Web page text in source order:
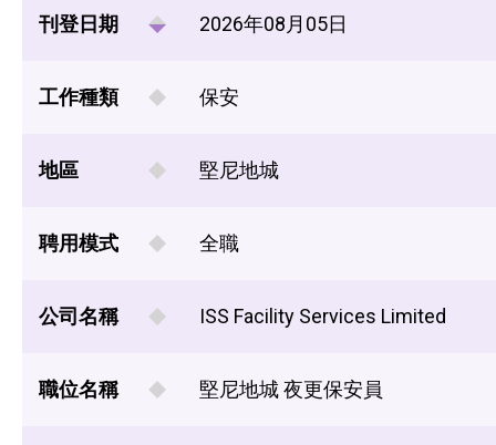
刊登日期 2026年08月05日
工作種類 保安
地區 堅尼地城
聘用模式 全職
公司名稱 ISS Facility Services Limited
職位名稱 堅尼地城 夜更保安員